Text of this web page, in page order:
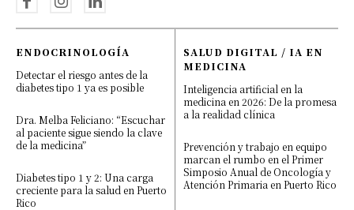
ENDOCRINOLOGÍA
Detectar el riesgo antes de la
diabetes tipo 1 ya es posible
Dra. Melba Feliciano: “Escuchar
al paciente sigue siendo la clave
de la medicina”
Diabetes tipo 1 y 2: Una carga
creciente para la salud en Puerto
Rico
SALUD DIGITAL / IA EN
MEDICINA
Inteligencia artificial en la
medicina en 2026: De la promesa
a la realidad clínica
Prevención y trabajo en equipo
marcan el rumbo en el Primer
Simposio Anual de Oncología y
Atención Primaria en Puerto Rico